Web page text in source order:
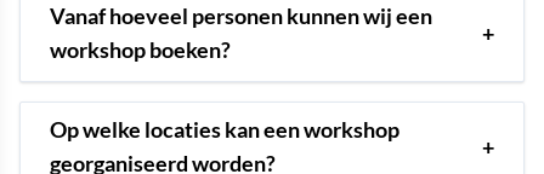
Vanaf hoeveel personen kunnen wij een
workshop boeken?
+
Op welke locaties kan een workshop
georganiseerd worden?
+